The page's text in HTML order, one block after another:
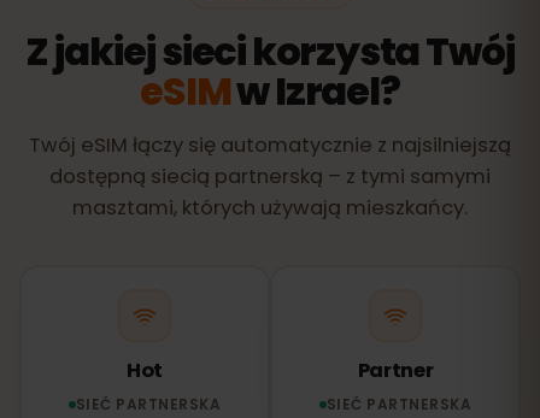
Z jakiej sieci korzysta Twój
eSIMw Izrael?
Twój eSIM łączy się automatycznie z najsilniejszą
dostępną siecią partnerską – z tymi samymi
masztami, których używają mieszkańcy.
Hot
SIEĆ PARTNERSKA
Partner
SIEĆ PARTNERSKA